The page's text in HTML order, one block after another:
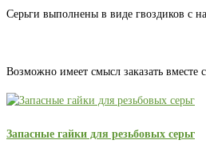
Серьги выполнены в виде гвоздиков с
Возможно имеет смысл заказать вместе
Запасные гайки для резьбовых серьг